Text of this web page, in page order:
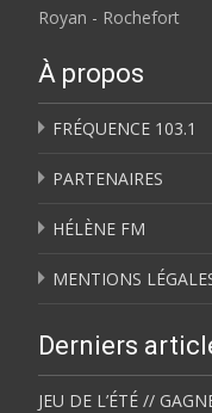
Royan - Rochefort
À propos
FRÉQUENCE 103.1
PARTENAIRES
HÉLÈNE FM
MENTIONS
Derniers
JEU DE L’ÉTÉ //